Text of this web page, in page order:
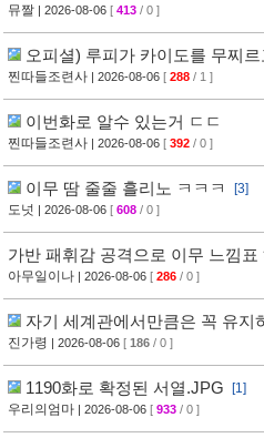
뮤짤 | 2026-08-06 [ 413 / 0 ]
오피셜) 루피가 카이도를 무찌
찐따들조련사 | 2026-08-06 [ 288 / 1 ]
이번화로 알수 있는거 ㄷㄷ
찐따들조련사 | 2026-08-06 [ 392 / 0 ]
이무 땀 줄줄 흘리노 ㅋㅋㅋ
[3]
도넛 | 2026-08-06 [ 608 / 0 ]
가반 패휘감 공격으로 이무 느낌표
아무일이나 | 2026-08-06 [ 286 / 0 ]
자기 세계관에서만큼은 꼭 유지
진가령 | 2026-08-06 [ 186 / 0 ]
1190화로 확정된 서열.JPG
[1]
우리의엄마 | 2026-08-06 [ 933 / 0 ]